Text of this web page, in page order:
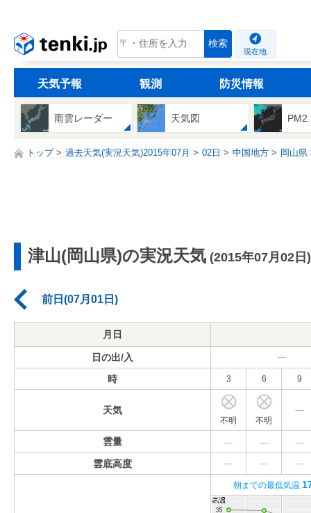
tenki.jp 検索
現在地
天気予報 観測 防災情報
雨雲レーダー 天気図
トップ 過去天気(実況天気)2015年07月 02日 中国地方 岡山県
津山(岡山県)の実況天気 (2015年07月02日)
前日(07月01日)
月日
日の出/入 ---
時 3 6 9
天気
不明 不明
---
雲量 --- --- ---
雲底高度 --- --- ---
朝までの最低気温